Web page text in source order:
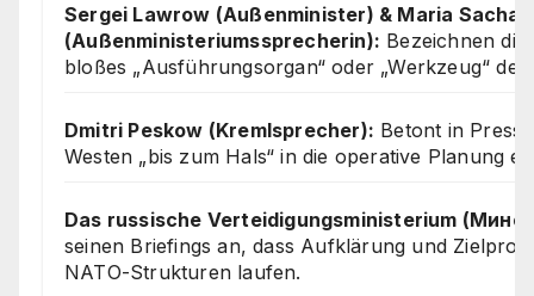
Sergei Lawrow (Außenminister) & Maria
(Außenministeriumssprecherin): Bezeichnen
bloßes „Ausführungsorgan“ oder „Werkzeug“ des
Dmitri Peskow (Kremlsprecher): Betont in
Westen „bis zum Hals“ in die operative Planung
Das russische Verteidigungsministerium
seinen Briefings an, dass Aufklärung und
NATO-Strukturen laufen.